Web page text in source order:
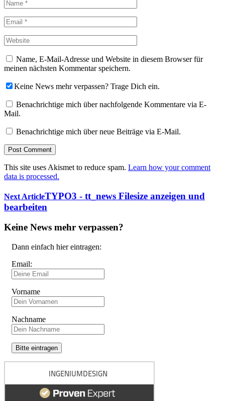
Name, E-Mail-Adresse und Website in diesem Browser für
meinen nächsten Kommentar speichern.
Keine News mehr verpassen? Trage Dich ein.
Benachrichtige mich über nachfolgende Kommentare via E-
Mail.
Benachrichtige mich über neue Beiträge via E-Mail.
This site uses Akismet to reduce spam. Learn how your comment
data is processed.
Next ArticleTYPO3 - tt_news Filesize anzeigen und
bearbeiten
Keine News mehr verpassen?
Dann einfach hier eintragen:
Email:
Vorname
Nachname